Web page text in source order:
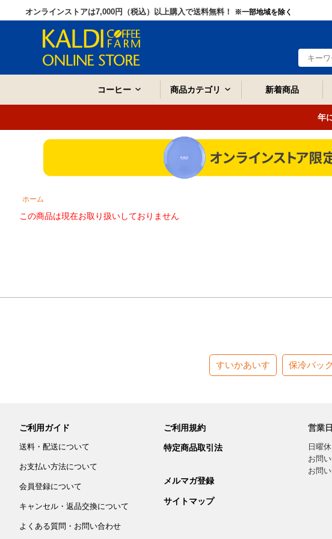
オンラインストアは7,000円（税込）以上購入で送料無料！ ※一部地域を除く
コーヒー 商品カテゴリ 新着商品
年
ホーム
この商品は現在お取り扱いしておりません
すいかあいす 保冷バッ
ご利用ガイド
送料・配送について
お支払い方法について
会員登録について
キャンセル・返品交換について
よくある質問・お問い合わせ
ご利用規約
特定商品取引法
メルマガ登録
サイトマップ
営業日
日曜休
お問
お問